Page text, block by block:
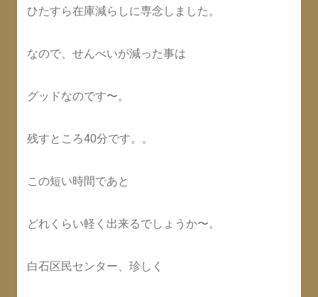
ひたすら在庫減らしに専念しました。
なので、せんべいが減った事は
グッドなのです〜。
残すところ40分です。。
この短い時間であと
どれくらい軽く出来るでしょうか〜。
白石区民センター、珍しく